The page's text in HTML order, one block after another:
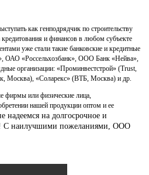
как генподрядчик по строительству
кредитования и финансов в любом субъекте
уже стали такие банковские и кредитные
«Россельхозбанк», ООО Банк «Нейва»,
организации: «Проминвестстрой» (Trust,
Москва), «Соларекс» (ВТБ, Москва) и др.
фирмы или физические лица,
нашей продукции оптом и ее
надеемся на долгосрочное и
С наилучшими пожеланиями, ООО